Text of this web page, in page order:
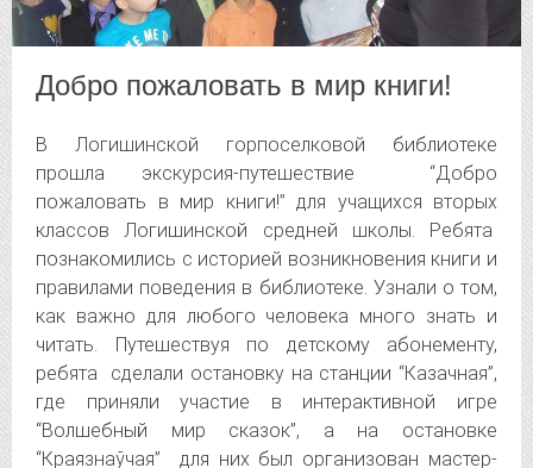
Добро пожаловать в мир книги!
В Логишинской горпоселковой библиотеке
прошла экскурсия-путешествие “Добро
пожаловать в мир книги!” для учащихся вторых
классов Логишинской средней школы. Ребята
познакомились с историей возникновения книги и
правилами поведения в библиотеке. Узнали о том,
как важно для любого человека много знать и
читать. Путешествуя по детскому абонементу,
ребята сделали остановку на станции “Казачная”,
где приняли участие в интерактивной игре
“Волшебный мир сказок”, а на остановке
“Краязнаўчая” для них был организован мастер-